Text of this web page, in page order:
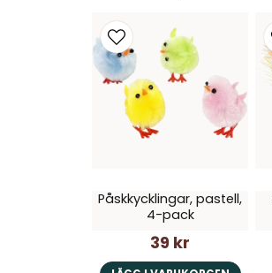
Påskkycklingar, pastell,
4-pack
39 kr